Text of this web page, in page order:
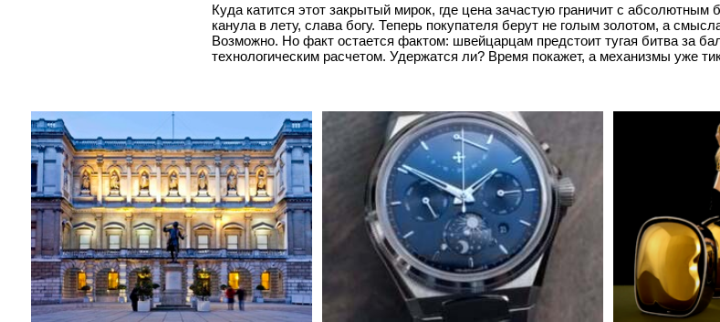
Куда катится этот закрытый мирок, где цена зачастую граничит с абсолютным
канула в лету, слава богу. Теперь покупателя берут не голым золотом, а
Возможно. Но факт остается фактом: швейцарцам предстоит тугая битва за
технологическим расчетом. Удержатся ли? Время покажет, а механизмы уже